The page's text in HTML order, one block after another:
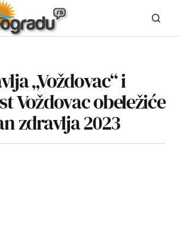
„Voždovac“ i
Voždovac obeležiće
zdravlja 2023